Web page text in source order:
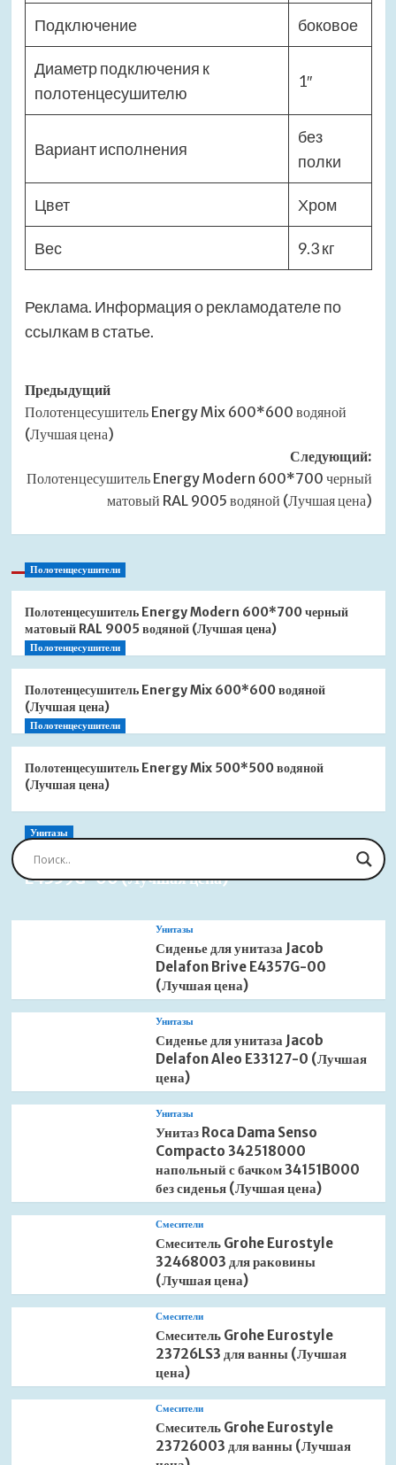
Подключение боковое
Диаметр подключения к
полотенцесушителю
1″
Вариант исполнения
без
полки
Цвет Хром
Вес 9.3 кг
Реклама. Информация о рекламодателе по
ссылкам в статье.
Навигация
записи
Предыдущий
Полотенцесушитель Energy Mix 600*600 водяной
(Лучшая цена)
Следующий:
Полотенцесушитель Energy Modern 600*700 черный
матовый RAL 9005 водяной (Лучшая цена)
Полотенцесушители
Полотенцесушитель Energy Modern 600*700 черный
матовый RAL 9005 водяной (Лучшая цена)
Полотенцесушители
Полотенцесушитель Energy Mix 600*600 водяной
(Лучшая цена)
Полотенцесушители
Полотенцесушитель Energy Mix 500*500 водяной
(Лучшая цена)
Унитазы
Сиденье для унитаза Jacob Delafon Brive
E4359G-00 (Лучшая цена)
Унитазы
Сиденье для унитаза Jacob
Delafon Brive E4357G-00
(Лучшая цена)
Унитазы
Сиденье для унитаза Jacob
Delafon Aleo E33127-0 (Лучшая
цена)
Унитазы
Унитаз Roca Dama Senso
Compacto 342518000
напольный с бачком 34151B000
без сиденья (Лучшая цена)
Смесители
Смеситель Grohe Eurostyle
32468003 для раковины
(Лучшая цена)
Смесители
Смеситель Grohe Eurostyle
23726LS3 для ванны (Лучшая
цена)
Смесители
Смеситель Grohe Eurostyle
23726003 для ванны (Лучшая